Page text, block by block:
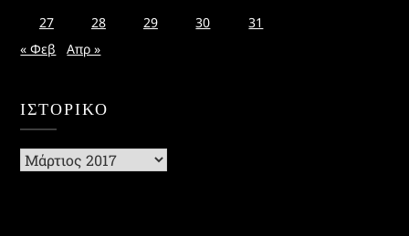
27
28 29 30
31
« Φεβ
Απρ »
ΙΣΤΟΡΙΚΌ
Ιστορικό